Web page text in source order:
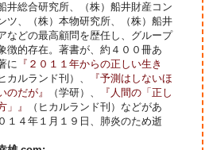
井総合研究所、（株）船井財産コン
ツ、（株）本物研究所、（株）船井
などの最高顧問を歴任し、グループ
徴的存在。著書が、約４００冊あ
に 『２０１１年からの正しい生き
カルランド刊）、
『予測はしないほ
のだが』
（学研）、
『人間の「正し
」』
（ヒカルランド刊）などがあ
１４年１月１９日、肺炎のため逝